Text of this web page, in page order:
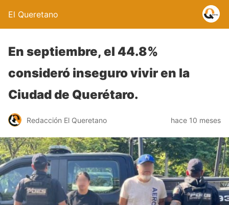
El Queretano
En septiembre, el 44.8%
consideró inseguro vivir en la
Ciudad de Querétaro.
Redacción El Queretano hace 10 meses